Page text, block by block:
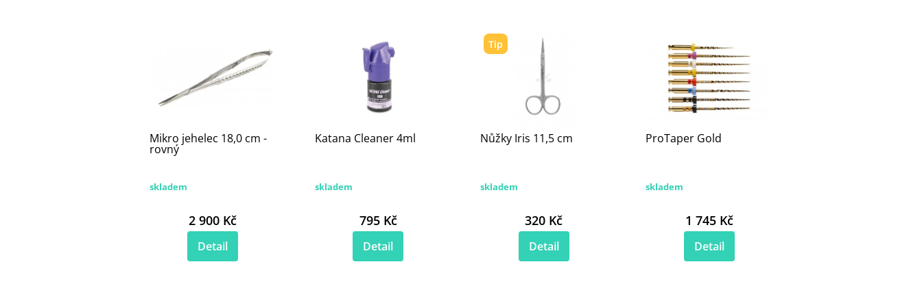
Mikro jehelec 18,0 cm -
rovný
skladem
2 900 Kč
Detail
Katana Cleaner 4ml
skladem
795 Kč
Detail
Tip
Nůžky Iris 11,5 cm
skladem
320 Kč
Detail
ProTaper Gold
skladem
1 745 Kč
Detail